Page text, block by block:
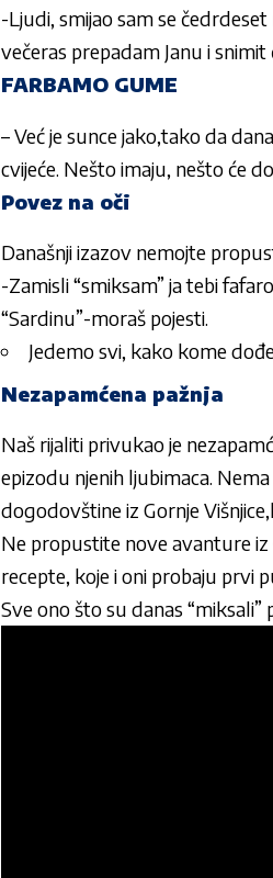
-Ljudi, smijao sam se
večeras prepadam Janu i snimit
FARBAMO GUME
– Već je sunce jako,tako da
cvijeće. Nešto imaju, nešto će
Povez na oči
Današnji izazov nemojte
-Zamisli “smiksam” ja tebi
“Sardinu”-moraš pojesti.
Jedemo svi, kako kome
Nezapamćena pažnja
Naš rijaliti privukao je
epizodu njenih ljubimaca.
dogodovštine iz Gornje
Ne propustite nove avanture iz
recepte, koje i oni probaju prvi
Sve ono što su danas